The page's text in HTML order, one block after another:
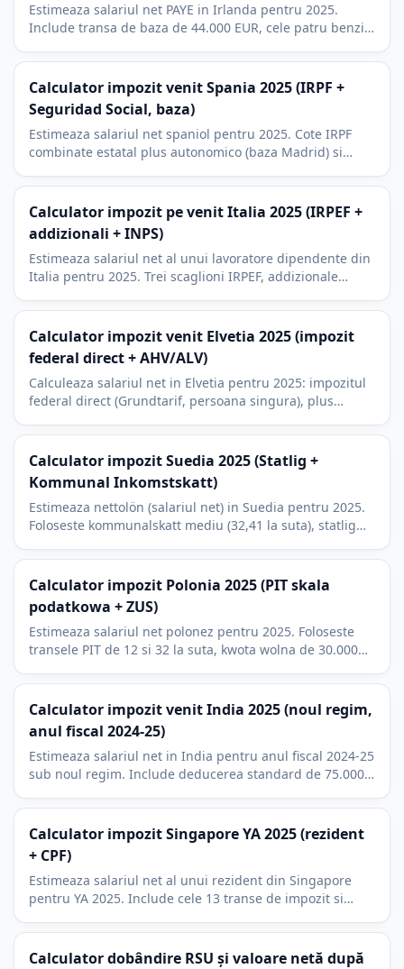
Estimeaza salariul net PAYE in Irlanda pentru 2025.
Include transa de baza de 44.000 EUR, cele patru benzi
Calculator impozit venit Spania 2025 (IRPF +
Seguridad Social, baza)
Estimeaza salariul net spaniol pentru 2025. Cote IRPF
combinate estatal plus autonomico (baza Madrid) si
Calculator impozit pe venit Italia 2025 (IRPEF +
addizionali + INPS)
Estimeaza salariul net al unui lavoratore dipendente din
Italia pentru 2025. Trei scaglioni IRPEF, addizionale
de 8.500 EUR.
Calculator impozit venit Elvetia 2025 (impozit
federal direct + AHV/ALV)
Calculeaza salariul net in Elvetia pentru 2025: impozitul
federal direct (Grundtarif, persoana singura), plus
Calculator impozit Suedia 2025 (Statlig +
Kommunal Inkomstskatt)
Estimeaza nettolön (salariul net) in Suedia pentru 2025.
Foloseste kommunalskatt mediu (32,41 la suta), statlig
Calculator impozit Polonia 2025 (PIT skala
podatkowa + ZUS)
Estimeaza salariul net polonez pentru 2025. Foloseste
transele PIT de 12 si 32 la suta, kwota wolna de 30.000
Calculator impozit venit India 2025 (noul regim,
anul fiscal 2024-25)
Estimeaza salariul net in India pentru anul fiscal 2024-25
sub noul regim. Include deducerea standard de 75.000
Calculator impozit Singapore YA 2025 (rezident
+ CPF)
Estimeaza salariul net al unui rezident din Singapore
pentru YA 2025. Include cele 13 transe de impozit si
S$96.000.
Calculator dobândire RSU și valoare netă după